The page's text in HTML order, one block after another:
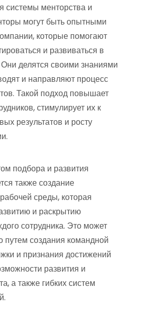
системы менторства и
могут быть опытными
которые помогают
и развиваться в
делятся своими знаниями
и направляют процесс
Такой подход повышает
стимулирует их к
результатов и росту
подбора и развития
также создание
среды, которая
и раскрытию
сотрудника. Это может
путем создания командной
и признания достижений
развития и
а также гибких систем